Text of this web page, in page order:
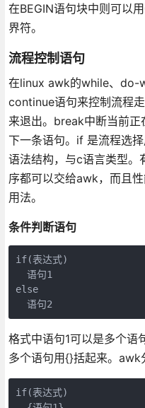
在BEGIN语句块中则可以
界符。
流程控制语句
在linux awk的while、do-
continue语句来控制流程
来退出。break中断当前
下一条语句。if 是流程选
语法结构，与c语言类型。
序都可以交给awk，而且
用法。
条件判断语句
if(表达式)
  语句1
else
  语句2
格式中语句1可以是多个语
多个语句用{}括起来。awk
if(表达式)